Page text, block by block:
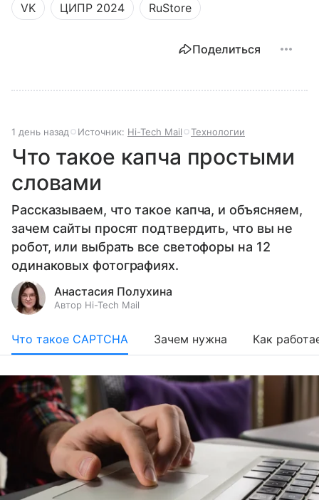
VK ЦИПР 2024 RuStore
Поделиться
1 день назад Источник: Hi-Tech Mail Технологии
Что такое капча простыми
словами
Рассказываем, что такое капча, и объясняем,
зачем сайты просят подтвердить, что вы не
робот, или выбрать все светофоры на 12
одинаковых фотографиях.
Анастасия Полухина
Автор Hi-Tech Mail
Что такое CAPTCHA Зачем нужна Как